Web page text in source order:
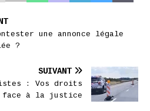
une annonce légale
?
SUIVANT
: Vos droits
à la justice